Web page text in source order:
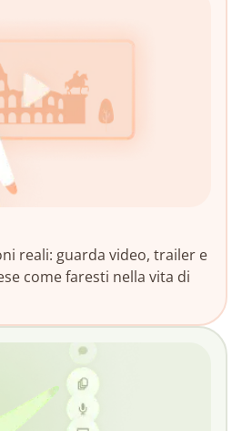
reali: guarda video, trailer e
come faresti nella vita di